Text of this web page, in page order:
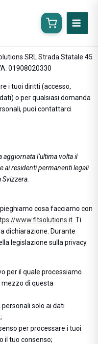
SRL Strada Statale 45
01908020330
i tuoi diritti (accesso,
o per qualsiasi domanda
puoi contattarci
aggiornata l’ultima volta il
ai residenti permanenti legali
cosa facciamo con
www.fitsolutions.it . Ti
dichiarazione. Durante
legislazione sulla privacy.
per il quale processiamo
mezzo di questa
solo ai dati
per processare i tuoi
il tuo consenso;